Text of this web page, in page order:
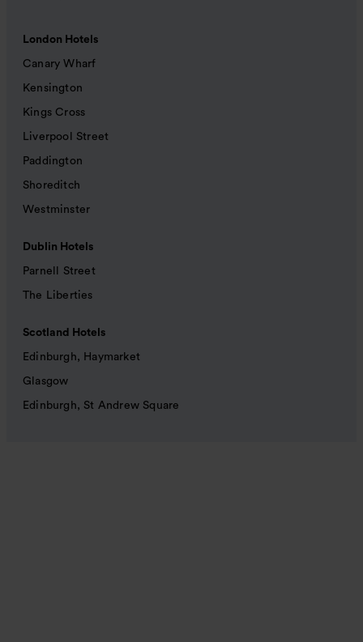
London Hotels
Canary Wharf
Kensington
Kings Cross
Liverpool Street
Paddington
Shoreditch
Westminster
Dublin Hotels
Parnell Street
The Liberties
Scotland Hotels
Edinburgh, Haymarket
Glasgow
Edinburgh, St Andrew Square